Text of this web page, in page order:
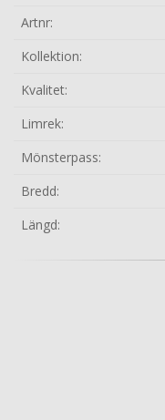
Artnr:
Kollektion:
Kvalitet:
Limrek:
Mönsterpass:
Bredd:
Längd: